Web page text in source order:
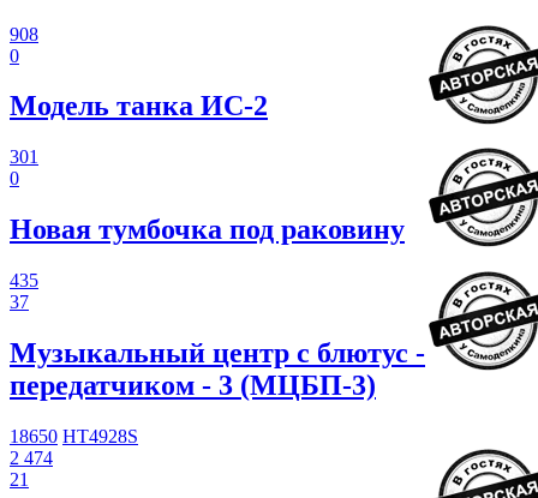
908
0
Модель танка ИС-2
301
0
Новая тумбочка под раковину
435
37
Музыкальный центр с блютус -
передатчиком - 3 (МЦБП-3)
18650 HT4928S
2 474
21